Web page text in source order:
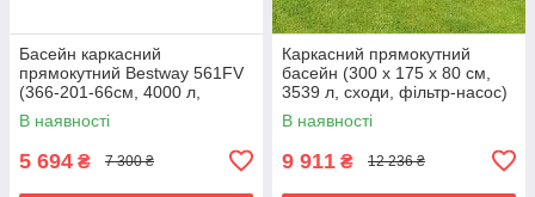
Басейн каркасний
прямокутний Bestway 561FV
(366-201-66см, 4000 л,
фільтр-насос) Сірий
В наявності
5 694 ₴ 7 300 ₴
Каркасний прямокутний
басейн (300 x 175 x 80 см,
3539 л, сходи, фільтр-насос)
Intex 26784 Сірий Акція до
09.08
В наявності
9 911 ₴ 12 236 ₴